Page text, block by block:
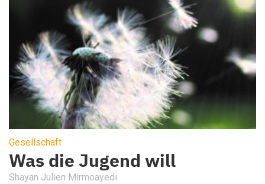
Gesellschaft
Was die Jugend will
Shayan Julien Mirmoayedi